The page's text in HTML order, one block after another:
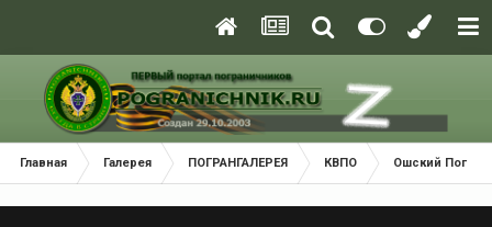
Главная Галерея ПОГРАНГАЛЕРЕЯ КВПО Ошский